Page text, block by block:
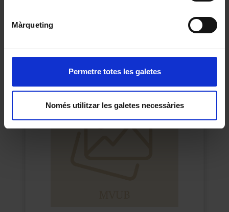
Màrqueting
Permetre totes les galetes
Només utilitzar les galetes necessàries